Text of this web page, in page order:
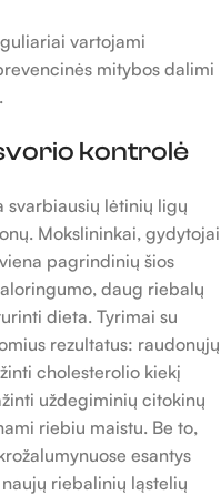
vartojami
mitybos dalimi
kontrolė
svarbiausių lėtinių ligų
Mokslininkai, gydytojai
pagrindinių šios
daug riebalų
dieta. Tyrimai su
rezultatus: raudonųjų
cholesterolio kiekį
uždegiminių citokinų
riebiu maistu. Be to,
esantys
riebalinių ląstelių